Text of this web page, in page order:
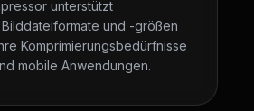
unterstützt
und -größen
Komprimierungsbedürfnisse
mobile Anwendungen.